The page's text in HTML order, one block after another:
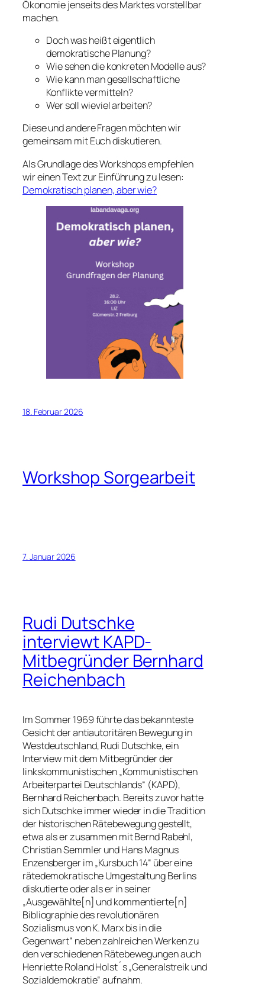
Ökonomie jenseits des Marktes vorstellbar
machen.
Doch was heißt eigentlich
demokratische Planung?
Wie sehen die konkreten Modelle aus?
Wie kann man gesellschaftliche
Konflikte vermitteln?
Wer soll wieviel arbeiten?
Diese und andere Fragen möchten wir
gemeinsam mit Euch diskutieren.
Als Grundlage des Workshops empfehlen
wir einen Text zur Einführung zu lesen:
Demokratisch planen, aber wie?
18. Februar 2026
Workshop Sorgearbeit
7. Januar 2026
Rudi Dutschke
interviewt KAPD-
Mitbegründer Bernhard
Reichenbach
Im Sommer 1969 führte das bekannteste
Gesicht der antiautoritären Bewegung in
Westdeutschland, Rudi Dutschke, ein
Interview mit dem Mitbegründer der
linkskommunistischen „Kommunistischen
Arbeiterpartei Deutschlands“ (KAPD),
Bernhard Reichenbach. Bereits zuvor hatte
sich Dutschke immer wieder in die Tradition
der historischen Rätebewegung gestellt,
etwa als er zusammen mit Bernd Rabehl,
Christian Semmler und Hans Magnus
Enzensberger im „Kursbuch 14“ über eine
rätedemokratische Umgestaltung Berlins
diskutierte oder als er in seiner
„Ausgewählte[n] und kommentierte[n]
Bibliographie des revolutionären
Sozialismus von K. Marx bis in die
Gegenwart“ neben zahlreichen Werken zu
den verschiedenen Rätebewegungen auch
Henriette Roland Holst´s „Generalstreik und
Sozialdemokratie“ aufnahm.